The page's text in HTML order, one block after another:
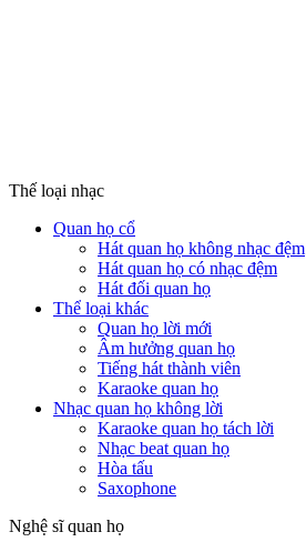
Thế loại nhạc
Quan họ cổ
Hát quan họ không nhạc đệm
Hát quan họ có nhạc đệm
Hát đối quan họ
Thể loại khác
Quan họ lời mới
Âm hưởng quan họ
Tiếng hát thành viên
Karaoke quan họ
Nhạc quan họ không lời
Karaoke quan họ tách lời
Nhạc beat quan họ
Hòa tấu
Saxophone
Nghệ sĩ quan họ